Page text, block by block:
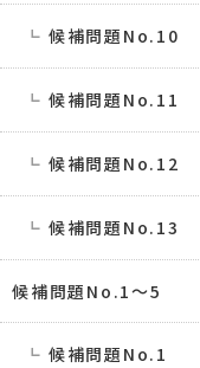
候補問題No.10
候補問題No.11
候補問題No.12
候補問題No.13
候補問題No.1〜5
候補問題No.1